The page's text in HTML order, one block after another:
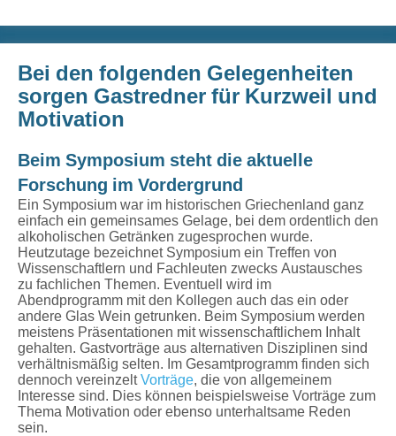
Bei den folgenden Gelegenheiten
sorgen Gastredner für Kurzweil und
Motivation
Beim Symposium steht die aktuelle
Forschung im Vordergrund
Ein Symposium war im historischen Griechenland ganz
einfach ein gemeinsames Gelage, bei dem ordentlich den
alkoholischen Getränken zugesprochen wurde.
Heutzutage bezeichnet Symposium ein Treffen von
Wissenschaftlern und Fachleuten zwecks Austausches
zu fachlichen Themen. Eventuell wird im
Abendprogramm mit den Kollegen auch das ein oder
andere Glas Wein getrunken. Beim Symposium werden
meistens Präsentationen mit wissenschaftlichem Inhalt
gehalten. Gastvorträge aus alternativen Disziplinen sind
verhältnismäßig selten. Im Gesamtprogramm finden sich
dennoch vereinzeltVorträge , die von allgemeinem
Interesse sind. Dies können beispielsweise Vorträge zum
Thema Motivation oder ebenso unterhaltsame Reden
sein.